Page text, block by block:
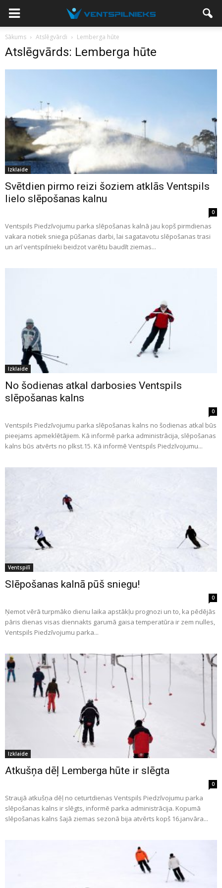
Sākums Atslēgvārdi Lemberga hūte
Atslēgvārds: Lemberga hūte
Izklaide
Svētdien pirmo reizi šoziem atklās Ventspils
lielo slēpošanas kalnu
0
Ventspils Piedzīvojumu parka slēpošanas kalnā jau kopš pirmdienas
vakara notiek sniega pūšanas darbi, lai sagatavotu slēpošanas trasi
un arī ventspilnieki beidzot varētu baudīt ziemas...
Izklaide
No šodienas atkal darbosies Ventspils
slēpošanas kalns
0
Ventspils Piedzīvojumu parka slēpošanas kalns no šodienas atkal būs
pieejams apmeklētājiem. Kā informē parka administrācija, slēpošanas
kalns būs atvērts no plkst.15. Kā informē Ventspils Piedzīvojumu...
Ventspilī
Slēpošanas kalnā pūš sniegu!
0
Ņemot vērā turpmāko dienu laika apstākļu prognozi un to, ka pēdējās
pāris dienas visas diennakts garumā gaisa temperatūra ir zem nulles,
Ventspils Piedzīvojumu parka...
Izklaide
Atkušņa dēļ Lemberga hūte ir slēgta
0
Straujā atkušņa dēļ no ceturtdienas Ventspils Piedzīvojumu parka
slēpošanas kalns ir slēgts, informē parka administrācija. Kopumā
slēpošanas kalns šajā ziemas sezonā bija atvērts kopš 16.janvāra...